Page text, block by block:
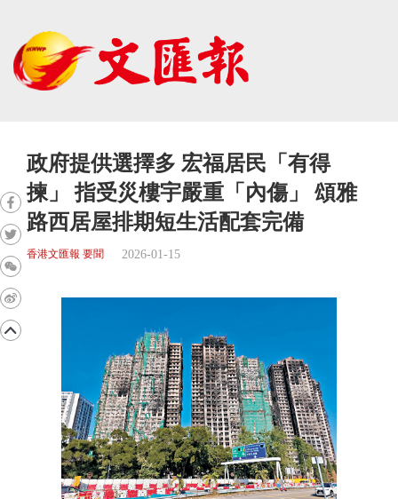
政府提供選擇多 宏福居民「有得
揀」 指受災樓宇嚴重「內傷」 頌雅
路西居屋排期短生活配套完備
香港文匯報 要聞 2026-01-15